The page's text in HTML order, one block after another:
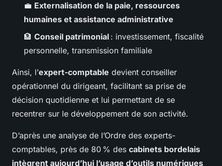
💼 Externalisation de la paie, ressources
humaines et assistance administrative
🏦 Conseil patrimonial : investissement, fiscalité
personnelle, transmission familiale
Ainsi, l’expert-comptable devient conseiller
opérationnel du dirigeant, facilitant sa prise de
décision quotidienne et lui permettant de se
recentrer sur le développement de son activité.
D’après une analyse de l’Ordre des experts-
comptables, près de 80 % des cabinets bordelais
intègrent aujourd’hui l’usage d’outils numériques